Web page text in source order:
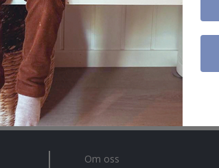
Ramme – Hvit - 40x50 cm
kr 275,00
Vis
Om oss